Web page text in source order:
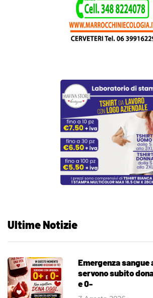
Ultime Notizie
Emergenza sangue
servono subito
e 0-